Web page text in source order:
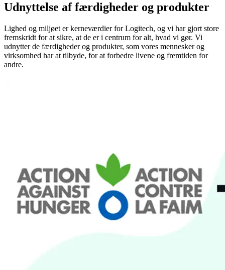
Udnyttelse af færdigheder og produkter
Lighed og miljøet er kerneværdier for Logitech, og vi har gjort store
fremskridt for at sikre, at de er i centrum for alt, hvad vi gør. Vi
udnytter de færdigheder og produkter, som vores mennesker og
virksomhed har at tilbyde, for at forbedre livene og fremtiden for
andre.